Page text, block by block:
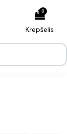
0
Krepšelis